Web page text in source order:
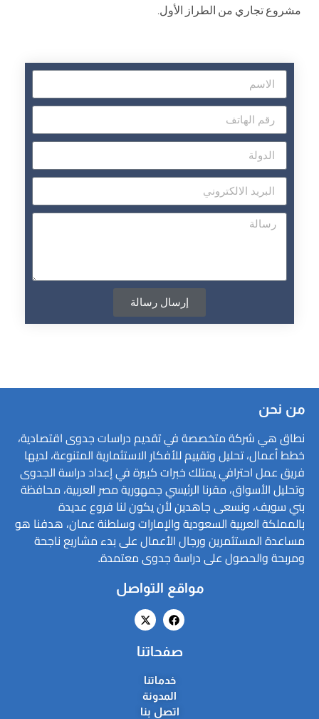
مشروع تجاري من الطراز الأول.
إرسال رسالة
من نحن
نطاق هي شركة متخصصة في تقديم دراسات جدوى اقتصادية،
خطط أعمال، تحليل وتقييم للأفكار الاستثمارية المتنوعة، لديها
فريق عمل احترافي يمتلك خبرات كبيرة في إعداد دراسة الجدوى
وتحليل الأسواق، مقرنا الرئيسي جمهورية مصر العربية، محافظة
بني سويف، ونسعى جاهدين لأن يكون لنا فروع عديدة
بالمملكة العربية السعودية والإمارات وسلطنة عمان، هدفنا هو
مساعدة المستثمرين ورجال الأعمال على بدء مشاريع ناجحة
ومربحة والحصول على دراسة جدوى معتمدة.
مواقع التواصل
صفحاتنا
خدماتنا
المدونة
اتصل بنا